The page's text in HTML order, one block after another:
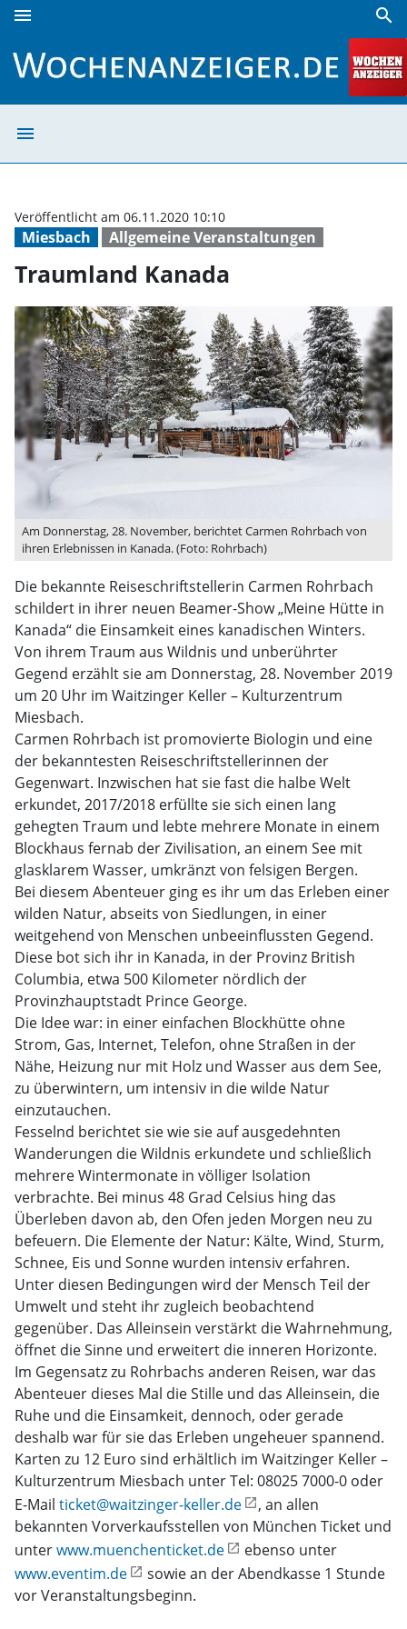
menu search
menu
Miesbach Allgemeine Veranstaltungen
Veröffentlicht am 06.11.2020 10:10
Traumland Kanada
Am Donnerstag, 28. November, berichtet Carmen Rohrbach von
ihren Erlebnissen in Kanada. (Foto: Rohrbach)
Die bekannte Reiseschriftstellerin Carmen Rohrbach
schildert in ihrer neuen Beamer-Show „Meine Hütte in
Kanada“ die Einsamkeit eines kanadischen Winters.
Von ihrem Traum aus Wildnis und unberührter
Gegend erzählt sie am Donnerstag, 28. November 2019
um 20 Uhr im Waitzinger Keller – Kulturzentrum
Miesbach.
Carmen Rohrbach ist promovierte Biologin und eine
der bekanntesten Reiseschriftstellerinnen der
Gegenwart. Inzwischen hat sie fast die halbe Welt
erkundet, 2017/2018 erfüllte sie sich einen lang
gehegten Traum und lebte mehrere Monate in einem
Blockhaus fernab der Zivilisation, an einem See mit
glasklarem Wasser, umkränzt von felsigen Bergen.
Bei diesem Abenteuer ging es ihr um das Erleben einer
wilden Natur, abseits von Siedlungen, in einer
weitgehend von Menschen unbeeinflussten Gegend.
Diese bot sich ihr in Kanada, in der Provinz British
Columbia, etwa 500 Kilometer nördlich der
Provinzhauptstadt Prince George.
Die Idee war: in einer einfachen Blockhütte ohne
Strom, Gas, Internet, Telefon, ohne Straßen in der
Nähe, Heizung nur mit Holz und Wasser aus dem See,
zu überwintern, um intensiv in die wilde Natur
einzutauchen.
Fesselnd berichtet sie wie sie auf ausgedehnten
Wanderungen die Wildnis erkundete und schließlich
mehrere Wintermonate in völliger Isolation
verbrachte. Bei minus 48 Grad Celsius hing das
Überleben davon ab, den Ofen jeden Morgen neu zu
befeuern. Die Elemente der Natur: Kälte, Wind, Sturm,
Schnee, Eis und Sonne wurden intensiv erfahren.
Unter diesen Bedingungen wird der Mensch Teil der
Umwelt und steht ihr zugleich beobachtend
gegenüber. Das Alleinsein verstärkt die Wahrnehmung,
öffnet die Sinne und erweitert die inneren Horizonte.
Im Gegensatz zu Rohrbachs anderen Reisen, war das
Abenteuer dieses Mal die Stille und das Alleinsein, die
Ruhe und die Einsamkeit, dennoch, oder gerade
deshalb war für sie das Erleben ungeheuer spannend.
Karten zu 12 Euro sind erhältlich im Waitzinger Keller –
Kulturzentrum Miesbach unter Tel: 08025 7000-0 oder
E-Mail ticket@waitzinger-keller.de
, an allen
bekannten Vorverkaufsstellen von München Ticket und
unterwww.muenchenticket.de
ebenso unter
www.eventim.de
sowie an der Abendkasse 1 Stunde
vor Veranstaltungsbeginn.